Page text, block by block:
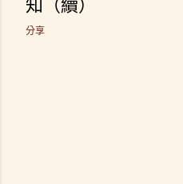
知（續）
分享